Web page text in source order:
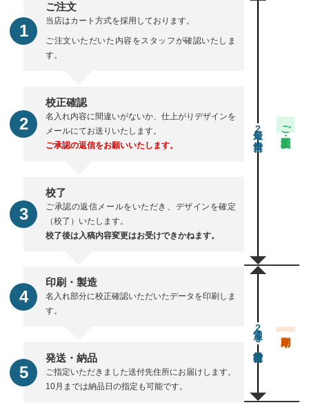
ご注文
当店はカート方式を採用しております。
ご注文いただいた内容をスタッフが確認いたしま
す。
校正確認
名入れ内容に間違いがないか、仕上がりデザインを
メールにてお送りいたします。
ご承認の返信をお願いいたします。
校了
ご承認の返信メールをいただき、デザインを確定
（校了）いたします。
校了後は入稿内容変更はお受けできかねます。
2 ご注文・校正期間
印刷・製造
名入れ部分に校正確認いただいたデータを印刷しま
す。
発送・納品
ご指定いただきました送付先住所にお届けします。
10月までは納品日の指定も可能です。
通常23営業日後出荷